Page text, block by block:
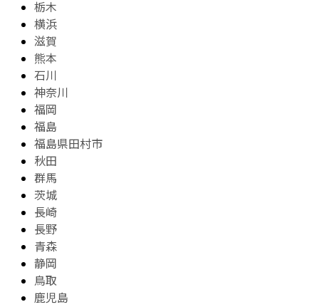
栃木
横浜
滋賀
熊本
石川
神奈川
福岡
福島
福島県田村市
秋田
群馬
茨城
長崎
長野
青森
静岡
鳥取
鹿児島